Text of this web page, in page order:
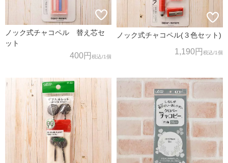
ノック式チャコペル 替え芯セ
ット
400円 税込/1個
ノック式チャコペル(３色セット)
1,190円 税込/1個